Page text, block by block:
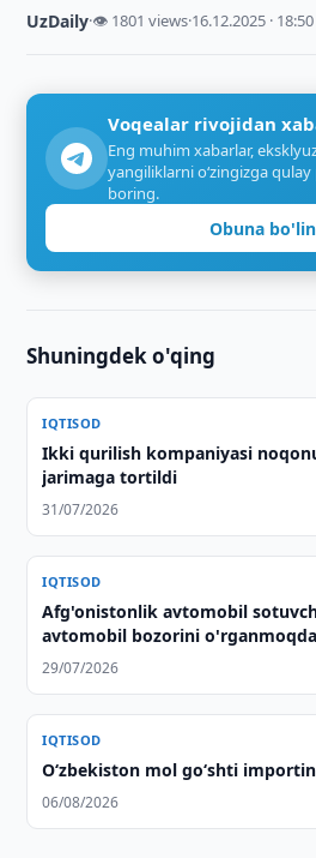
UzDaily·👁 1801 views·16.12.2025 · 18:50
Voqealar rivojidan
Eng muhim xabarlar,
yangiliklarni o‘zingizga
boring.
Obuna
Shuningdek o'qing
IQTISOD
Ikki qurilish kompaniyasi
jarimaga tortildi
31/07/2026
IQTISOD
Afg'onistonlik avtomobil
avtomobil bozorini
29/07/2026
IQTISOD
O‘zbekiston mol go‘shti
06/08/2026